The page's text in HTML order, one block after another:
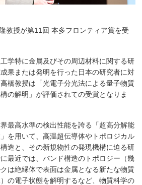
教授が第11回 本多フロンティア賞を受
学特に金属及びその周辺材料に関する研
果または発明を行った日本の研究者に対
橋教授は「光電子分光法による量子物質
の解明」が評価されての受賞となりま
最高水準の検出性能を誇る「超高分解能
を用いて、高温超伝導体やトポロジカル
造と、その新規物性の発現機構に迫る研
最近では、バンド構造のトポロジー（幾
は絶縁体で表面は金属となる新たな物質
の電子状態を解明するなど、物質科学の